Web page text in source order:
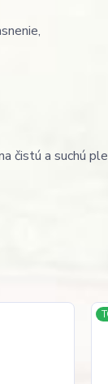
čistú a suchú